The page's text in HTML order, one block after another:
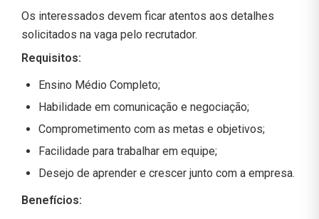
Os interessados devem ficar atentos aos detalhes
solicitados na vaga pelo recrutador.
Requisitos:
Ensino Médio Completo;
Habilidade em comunicação e negociação;
Comprometimento com as metas e objetivos;
Facilidade para trabalhar em equipe;
Desejo de aprender e crescer junto com a empresa.
Benefícios: